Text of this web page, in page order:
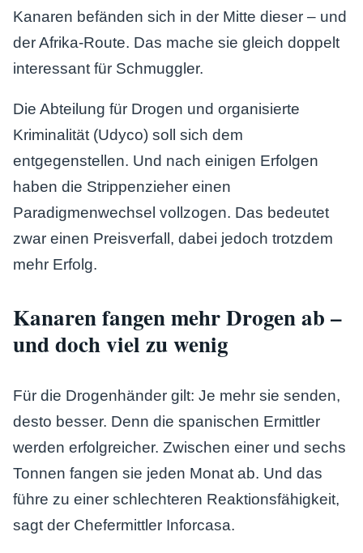
Kanaren befänden sich in der Mitte dieser – und
der Afrika-Route. Das mache sie gleich doppelt
interessant für Schmuggler.
Die Abteilung für Drogen und organisierte
Kriminalität (Udyco) soll sich dem
entgegenstellen. Und nach einigen Erfolgen
haben die Strippenzieher einen
Paradigmenwechsel vollzogen. Das bedeutet
zwar einen Preisverfall, dabei jedoch trotzdem
mehr Erfolg.
Kanaren fangen mehr Drogen ab –
und doch viel zu wenig
Für die Drogenhänder gilt: Je mehr sie senden,
desto besser. Denn die spanischen Ermittler
werden erfolgreicher. Zwischen einer und sechs
Tonnen fangen sie jeden Monat ab. Und das
führe zu einer schlechteren Reaktionsfähigkeit,
sagt der Chefermittler Inforcasa.